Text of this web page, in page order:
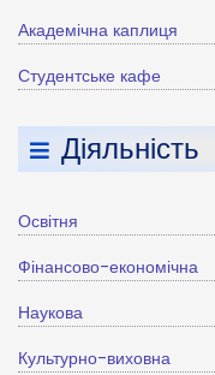
Академічна каплиця
Студентське кафе
Діяльність
Освітня
Фінансово-економічна
Наукова
Культурно-виховна